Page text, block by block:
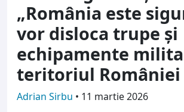
„România este
vor disloca trupe și
echipamente
teritoriul României
Adrian Sirbu • 11 martie 2026